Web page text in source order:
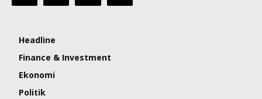
Headline
Finance & Investment
Ekonomi
Politik